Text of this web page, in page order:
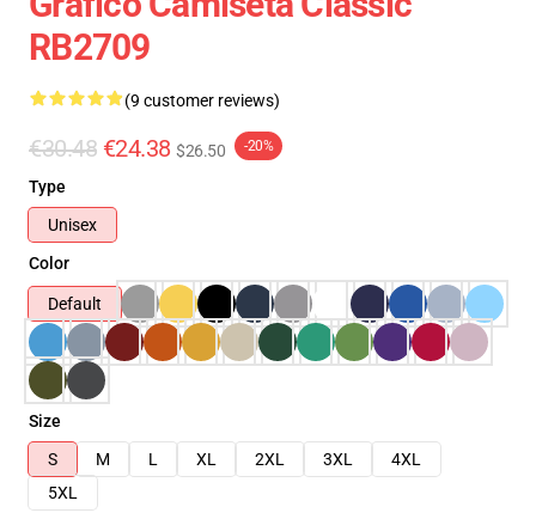
RB2709
(9 customer reviews)
€30.48 €24.38 $26.50 -20%
Type
Unisex
Color
Default
Size
S
M L XL 2XL 3XL
4XL
5XL